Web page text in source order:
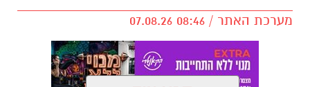
מערכת האתר / 08:46 07.08.26